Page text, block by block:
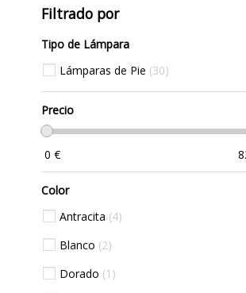
Filtrado por
Tipo de Lámpara
Lámparas de Pie 30
Precio
0 €
Color
Antracita 4
Blanco 2
Dorado 1